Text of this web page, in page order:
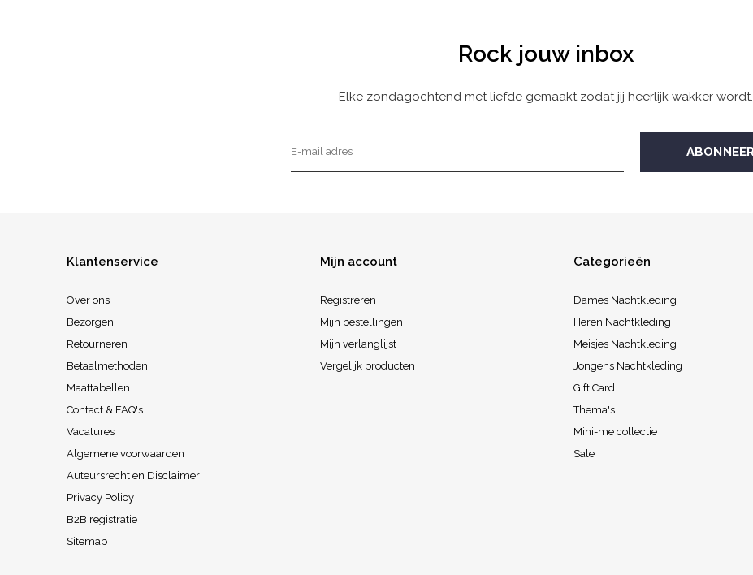
Rock jouw inbox
Elke zondagochtend met liefde gemaakt zodat jij heerlijk wakker wordt.
Klantenservice
Over ons
Bezorgen
Retourneren
Betaalmethoden
Maattabellen
Contact & FAQ's
Vacatures
Algemene voorwaarden
Auteursrecht en Disclaimer
Privacy Policy
B2B registratie
Sitemap
Mijn account
Registreren
Mijn bestellingen
Mijn verlanglijst
Vergelijk producten
Categorieën
Dames Nachtkleding
Heren Nachtkleding
Meisjes Nachtkleding
Jongens Nachtkleding
Gift Card
Thema's
Mini-me collectie
Sale